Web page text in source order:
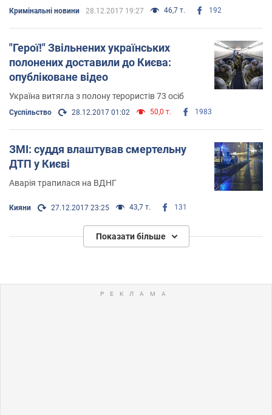
Кримінальні новини 28.12.2017 19:27 46,7 т. 192
"Герої!" Звільнених українських
полонених доставили до Києва:
опубліковане відео
Україна витягла з полону терористів 73 осіб
Суспільство 28.12.2017 01:02 50,0 т. 1983
ЗМІ: суддя влаштував смертельну
ДТП у Києві
Аварія трапилася на ВДНГ
Кияни 27.12.2017 23:25 43,7 т. 131
Показати більше